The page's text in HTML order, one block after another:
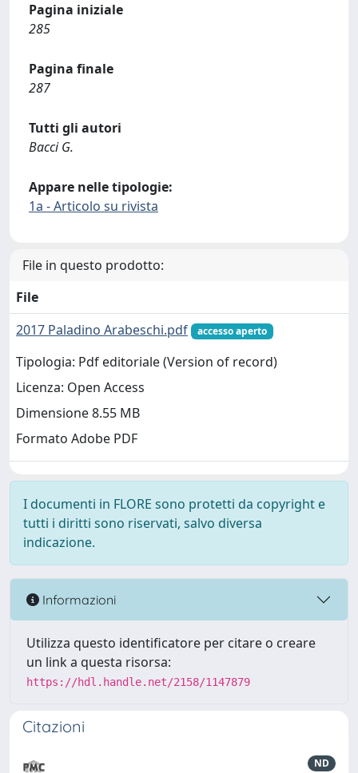
Pagina iniziale
285
Pagina finale
287
Tutti gli autori
Bacci G.
Appare nelle tipologie:
1a - Articolo su rivista
File in questo prodotto:
File
2017 Paladino Arabeschi.pdf
accesso aperto
Tipologia: Pdf editoriale (Version of record)
Licenza: Open Access
Dimensione 8.55 MB
Formato Adobe PDF
I documenti in FLORE sono protetti da copyright e
tutti i diritti sono riservati, salvo diversa
indicazione.
Informazioni
Utilizza questo identificatore per citare o creare
un link a questa risorsa:
https://hdl.handle.net/2158/1147879
Citazioni
ND